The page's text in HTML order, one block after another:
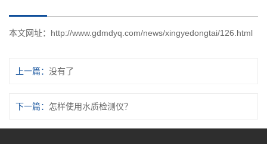
本文网址： http://www.gdmdyq.com/news/xingyedongtai/126.html
上一篇： 没有了
下一篇： 怎样使用水质检测仪？